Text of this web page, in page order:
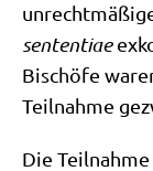
sen­ten­tiae
Bischö­fe
Teil­nah­me
Die